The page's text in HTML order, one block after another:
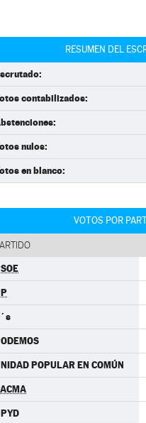
RESUMEN DEL
contabilizados:
nulos:
en blanco:
VOTOS POR
POPULAR EN COMÚN